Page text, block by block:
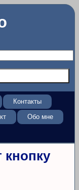
Контакты
Обо мне
кнопку